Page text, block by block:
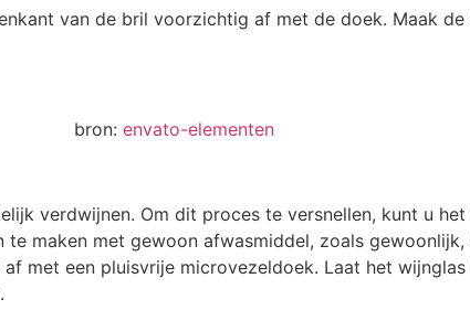
van de bril voorzichtig af met de doek. Maak
bron: envato-elementen
verdwijnen. Om dit proces te versnellen, kunt u
maken met gewoon afwasmiddel, zoals
met een pluisvrije microvezeldoek. Laat het